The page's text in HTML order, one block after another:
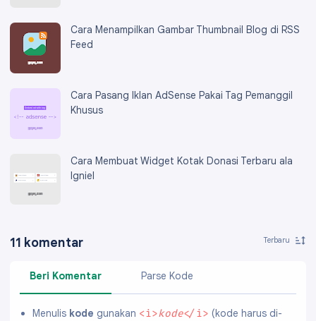
Cara Menampilkan Gambar Thumbnail Blog di RSS
Feed
Cara Pasang Iklan AdSense Pakai Tag Pemanggil
Khusus
Cara Membuat Widget Kotak Donasi Terbaru ala
Igniel
11 komentar
Beri Komentar Parse Kode
Menulis kode gunakan <i>kode</i> (kode harus di-